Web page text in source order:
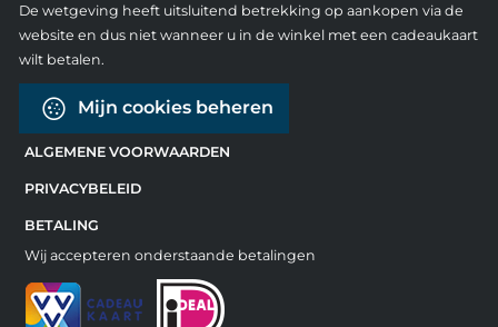
De wetgeving heeft uitsluitend betrekking op aankopen via de
website en dus niet wanneer u in de winkel met een cadeaukaart
wilt betalen.
Mijn cookies beheren
ALGEMENE VOORWAARDEN
PRIVACYBELEID
BETALING
Wij accepteren onderstaande betalingen